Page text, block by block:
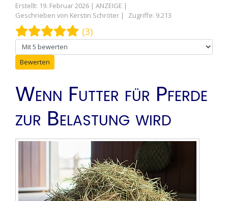
Erstellt: 19. Februar 2026
Geschrieben von Kerstin Schröter Zugriffe: 9.213
Bewertung:5/5 (3)
Bitte bewerten
Wenn Futter für Pferde
zur Belastung wird